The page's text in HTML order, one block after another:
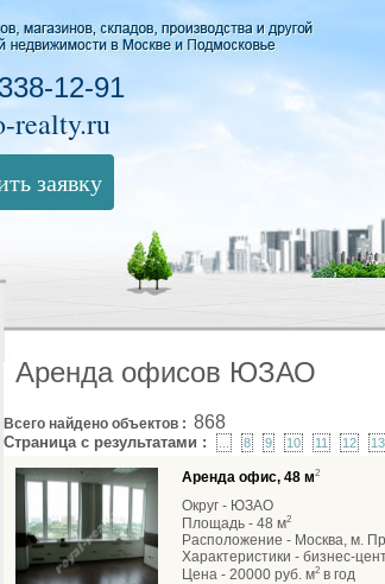
338-12-91
realty.ru
заявку
Аренда офисов ЮЗАО
Всего найдено объектов : 868
Страница с результатами : 8 9 10 11 12 13
Аренда офис, 48 м2
Округ - ЮЗАО
Площадь - 48 м2
Расположение - Москва, м.
Характеристики - бизнес-
Цена - 20000 руб. м2 в год